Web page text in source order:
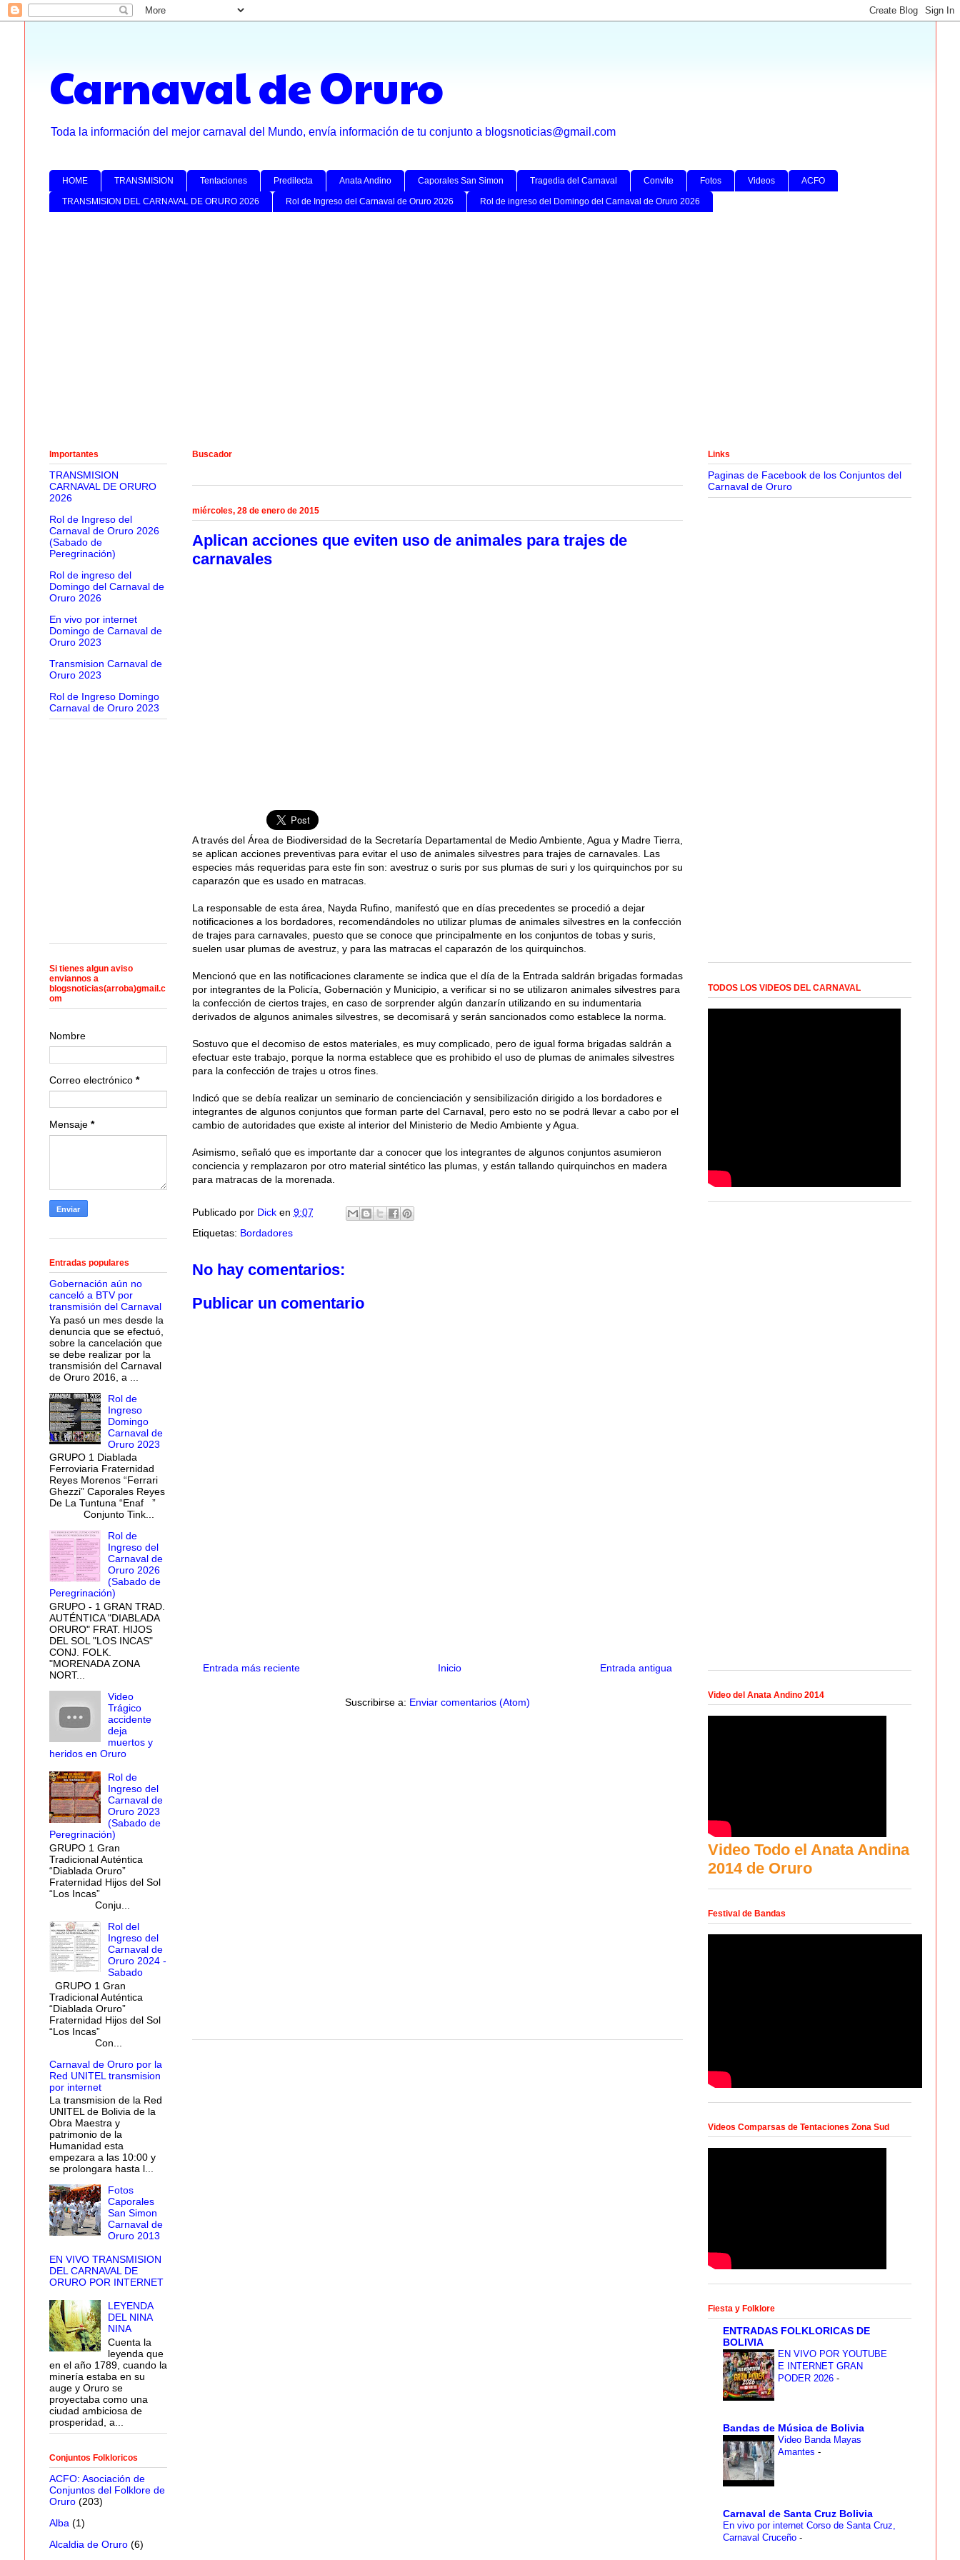
Carnaval de Oruro
Toda la información del mejor carnaval del Mundo, envía información de tu conjunto a blogsnoticias@gmail.com
HOME TRANSMISION Tentaciones Predilecta Anata Andino Caporales San Simon Tragedia del Carnaval Convite Fotos Videos ACFO
TRANSMISION DEL CARNAVAL DE ORURO 2026 Rol de Ingreso del Carnaval de Oruro 2026 Rol de ingreso del Domingo del Carnaval de Oruro 2026
Buscador
miércoles, 28 de enero de 2015
Aplican acciones que eviten uso de animales para trajes de
carnavales
A través del Área de Biodiversidad de la Secretaría Departamental de Medio Ambiente, Agua y Madre Tierra,
se aplican acciones preventivas para evitar el uso de animales silvestres para trajes de carnavales. Las
especies más requeridas para este fin son: avestruz o suris por sus plumas de suri y los quirquinchos por su
caparazón que es usado en matracas.
La responsable de esta área, Nayda Rufino, manifestó que en días precedentes se procedió a dejar
notificaciones a los bordadores, recomendándoles no utilizar plumas de animales silvestres en la confección
de trajes para carnavales, puesto que se conoce que principalmente en los conjuntos de tobas y suris,
suelen usar plumas de avestruz, y para las matracas el caparazón de los quirquinchos.
Mencionó que en las notificaciones claramente se indica que el día de la Entrada saldrán brigadas formadas
por integrantes de la Policía, Gobernación y Municipio, a verificar si no se utilizaron animales silvestres para
la confección de ciertos trajes, en caso de sorprender algún danzarín utilizando en su indumentaria
derivados de algunos animales silvestres, se decomisará y serán sancionados como establece la norma.
Sostuvo que el decomiso de estos materiales, es muy complicado, pero de igual forma brigadas saldrán a
efectuar este trabajo, porque la norma establece que es prohibido el uso de plumas de animales silvestres
para la confección de trajes u otros fines.
Indicó que se debía realizar un seminario de concienciación y sensibilización dirigido a los bordadores e
integrantes de algunos conjuntos que forman parte del Carnaval, pero esto no se podrá llevar a cabo por el
cambio de autoridades que existe al interior del Ministerio de Medio Ambiente y Agua.
Asimismo, señaló que es importante dar a conocer que los integrantes de algunos conjuntos asumieron
conciencia y remplazaron por otro material sintético las plumas, y están tallando quirquinchos en madera
para matracas de la morenada.
Publicado por Dick en 9:07
Etiquetas: Bordadores
No hay comentarios:
Publicar un comentario
Entrada más reciente Entrada antigua
Inicio
Suscribirse a: Enviar comentarios (Atom)
Importantes
TRANSMISION
CARNAVAL DE ORURO
2026
Rol de Ingreso del
Carnaval de Oruro 2026
(Sabado de
Peregrinación)
Rol de ingreso del
Domingo del Carnaval de
Oruro 2026
En vivo por internet
Domingo de Carnaval de
Oruro 2023
Transmision Carnaval de
Oruro 2023
Rol de Ingreso Domingo
Carnaval de Oruro 2023
Si tienes algun aviso
enviannos a
blogsnoticias(arroba)gmail.c
om
Nombre
Correo electrónico *
Mensaje *
Entradas populares
Gobernación aún no
canceló a BTV por
transmisión del Carnaval
Ya pasó un mes desde la
denuncia que se efectuó,
sobre la cancelación que
se debe realizar por la
transmisión del Carnaval
de Oruro 2016, a ...
Rol de
Ingreso
Domingo
Carnaval de
Oruro 2023
GRUPO 1 Diablada
Ferroviaria Fraternidad
Reyes Morenos “Ferrari
Ghezzi” Caporales Reyes
De La Tuntuna “Enaf ”
Conjunto Tink...
Rol de
Ingreso del
Carnaval de
Oruro 2026
(Sabado de
Peregrinación)
GRUPO - 1 GRAN TRAD.
AUTÉNTICA "DIABLADA
ORURO" FRAT. HIJOS
DEL SOL "LOS INCAS"
CONJ. FOLK.
"MORENADA ZONA
NORT...
Video
Trágico
accidente
deja
muertos y
heridos en Oruro
Rol de
Ingreso del
Carnaval de
Oruro 2023
(Sabado de
Peregrinación)
GRUPO 1 Gran
Tradicional Auténtica
“Diablada Oruro”
Fraternidad Hijos del Sol
“Los Incas”
Conju...
Rol del
Ingreso del
Carnaval de
Oruro 2024 -
Sabado
GRUPO 1 Gran
Tradicional Auténtica
“Diablada Oruro”
Fraternidad Hijos del Sol
“Los Incas”
Con...
Carnaval de Oruro por la
Red UNITEL transmision
por internet
La transmision de la Red
UNITEL de Bolivia de la
Obra Maestra y
patrimonio de la
Humanidad esta
empezara a las 10:00 y
se prolongara hasta l...
Fotos
Caporales
San Simon
Carnaval de
Oruro 2013
EN VIVO TRANSMISION
DEL CARNAVAL DE
ORURO POR INTERNET
LEYENDA
DEL NINA
NINA
Cuenta la
leyenda que
en el año 1789, cuando la
minería estaba en su
auge y Oruro se
proyectaba como una
ciudad ambiciosa de
prosperidad, a...
Conjuntos Folkloricos
ACFO: Asociación de
Conjuntos del Folklore de
Oruro (203)
Alba (1)
Alcaldia de Oruro (6)
Links
Paginas de Facebook de los Conjuntos del
Carnaval de Oruro
TODOS LOS VIDEOS DEL CARNAVAL
Video del Anata Andino 2014
Video Todo el Anata Andina
2014 de Oruro
Festival de Bandas
Videos Comparsas de Tentaciones Zona Sud
Fiesta y Folklore
ENTRADAS FOLKLORICAS DE
BOLIVIA
EN VIVO POR YOUTUBE
E INTERNET GRAN
PODER 2026 -
Bandas de Música de Bolivia
Video Banda Mayas
Amantes -
Carnaval de Santa Cruz Bolivia
En vivo por internet Corso de Santa Cruz,
Carnaval Cruceño -